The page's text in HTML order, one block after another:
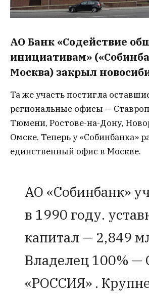
АО Банк «Содействие
инициативам»
Москва) закрыл
Та же участь постигла
региональные офисы —
Тюмени, Ростове-на-Дону,
Омске. Теперь у «Собинбанка»
единственный офис в Москве.
АО «Собинбанк»
в 1990 году.
капитал — 2,849
Владелец 100% —
«РОССИЯ» .